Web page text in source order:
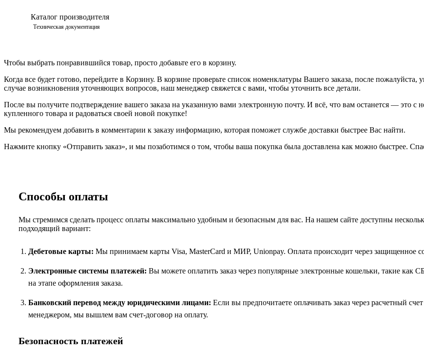
Каталог производителя
Техническая документация
Чтобы выбрать понравившийся товар, просто добавьте его в корзину.
Когда все будет готово, перейдите в Корзину. В корзине проверьте список номенклатуры Вашего заказа, после
случае возникновения уточняющих вопросов, наш менеджер свяжется с вами, чтобы уточнить все детали.
После вы получите подтверждение вашего заказа на указанную вами электронную почту. И всё, что вам останется — это с
купленного товара и радоваться своей новой покупке!
Мы рекомендуем добавить в комментарии к заказу информацию, которая поможет службе доставки быстрее Вас найти.
Нажмите кнопку «Отправить заказ», и мы позаботимся о том, чтобы ваша покупка была доставлена как можно быстрее.
Способы оплаты
Мы стремимся сделать процесс оплаты максимально удобным и безопасным для вас. На нашем сайте доступны
подходящий вариант:
Дебетовые карты: Мы принимаем карты Visa, MasterCard и МИР, Unionpay. Оплата происходит через защищенное
Электронные системы платежей: Вы можете оплатить заказ через популярные электронные кошельки, такие
на этапе оформления заказа.
Банковский перевод между юридическими лицами: Если вы предпочитаете оплачивать заказ через расчетный
менеджером, мы вышлем вам счет-договор на оплату.
Безопасность платежей